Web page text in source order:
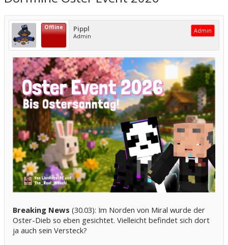
Offline Pippl
Admin
Admin
Breaking News (30.03): Im Norden von Miral wurde der
Oster-Dieb so eben gesichtet. Vielleicht befindet sich dort
ja auch sein Versteck?